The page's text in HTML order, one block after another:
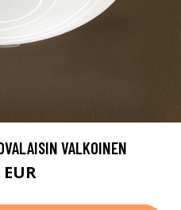
VALKOINEN
EUR